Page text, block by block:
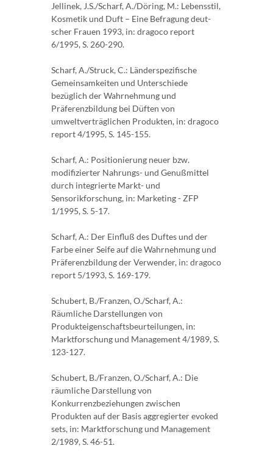
Jellinek, J.S./Scharf, A./Döring, M.: Lebensstil,
Kosmetik und Duft – Eine Befragung deut­
scher Frauen 1993, in: dragoco report
6/1995, S. 260-290.
Scharf, A./Struck, C.: Länderspezifische
Gemeinsamkeiten und Unterschiede
bezüglich der Wahrnehmung und
Präferenzbildung bei Düften von
umweltverträglichen Produkten, in: dragoco
report 4/1995, S. 145-155.
Scharf, A.: Positionierung neuer bzw.
modifizierter Nahrungs- und Genußmittel
durch inte­grierte Markt- und
Sensorikforschung, in: Marketing - ZFP
1/1995, S. 5-17.
Scharf, A.: Der Einfluß des Duftes und der
Farbe einer Seife auf die Wahrnehmung und
Präfe­renzbildung der Verwender, in: dragoco
report 5/1993, S. 169-179.
Schubert, B./Franzen, O./Scharf, A.:
Räumliche Darstellungen von
Produkteigenschaftsbeur­teilungen, in:
Marktforschung und Management 4/1989, S.
123-127.
Schubert, B./Franzen, O./Scharf, A.: Die
räumliche Darstellung von
Konkurrenzbeziehungen zwischen
Produkten auf der Basis aggregierter evoked
sets, in: Marktforschung und Ma­nagement
2/1989, S. 46-51.